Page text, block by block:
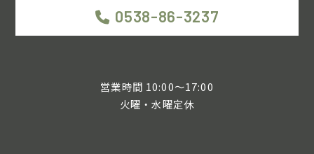
0538-86-3237
営業時間 10:00～17:00
火曜・水曜定休